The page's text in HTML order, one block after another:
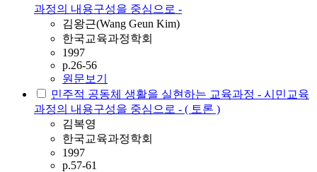
과정의 내용구성을 중심으로 -
김왕근(Wang Geun Kim)
한국교육과정학회
1997
p.26-56
원문보기
민주적 공동체 생활을 실현하는 교육과정 - 시민교육
과정의 내용구성을 중심으로 - ( 토론 )
김복영
한국교육과정학회
1997
p.57-61